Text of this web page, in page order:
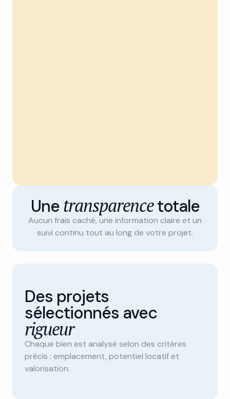
Unetransparencetotale
Aucun frais caché, une information claire et un
suivi continu tout au long de votre projet.
Des projets
sélectionnés avec
rigueur
Chaque bien est analysé selon des critères
précis : emplacement, potentiel locatif et
valorisation.